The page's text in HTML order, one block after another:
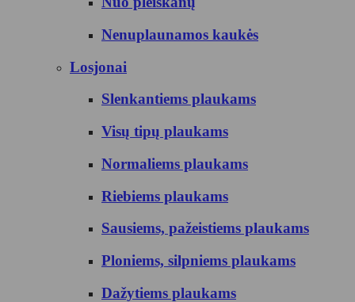
Nenuplaunamos kaukės
Losjonai
Slenkantiems plaukams
Visų tipų plaukams
Normaliems plaukams
Riebiems plaukams
Sausiems, pažeistiems plaukams
Ploniems, silpniems plaukams
Dažytiems plaukams